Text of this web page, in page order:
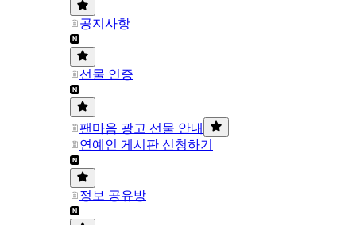
공지사항
선물 인증
팬마음 광고 선물 안내
연예인 게시판 신청하기
정보 공유방